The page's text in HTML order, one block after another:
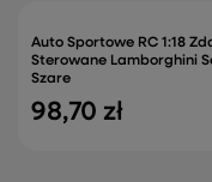
Auto Sportowe RC 1:18
Sterowane Lamborghini
Szare
98,70 zł